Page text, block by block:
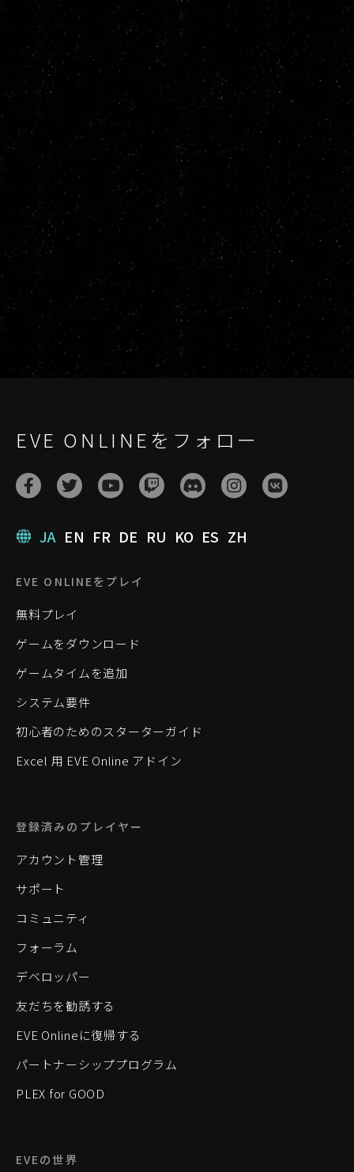
EVE ONLINEをフォロー
JA EN FR DE RU KO ES ZH
EVE ONLINEをプレイ
無料プレイ
ゲームをダウンロード
ゲームタイムを追加
システム要件
初心者のためのスターターガイド
Excel 用 EVE Online アドイン
登録済みのプレイヤー
アカウント管理
サポート
コミュニティ
フォーラム
デベロッパー
友だちを勧誘する
EVE Onlineに復帰する
パートナーシッププログラム
PLEX for GOOD
EVEの世界